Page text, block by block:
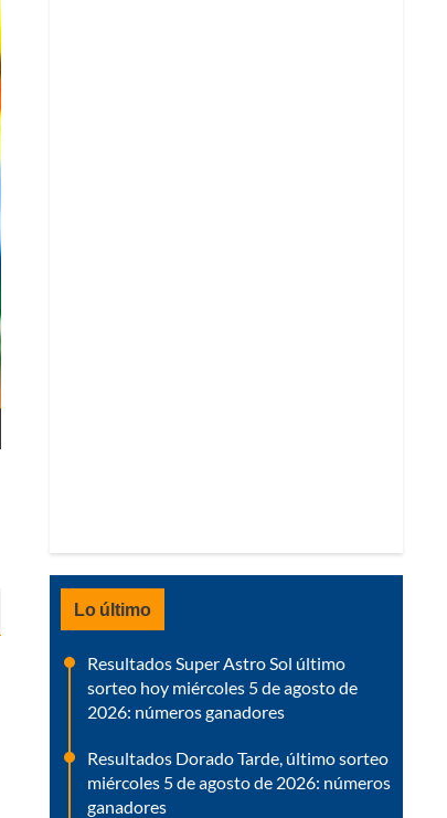
Lo último
Resultados Super Astro Sol último
sorteo hoy miércoles 5 de agosto de
2026: números ganadores
Resultados Dorado Tarde, último sorteo
miércoles 5 de agosto de 2026: números
ganadores